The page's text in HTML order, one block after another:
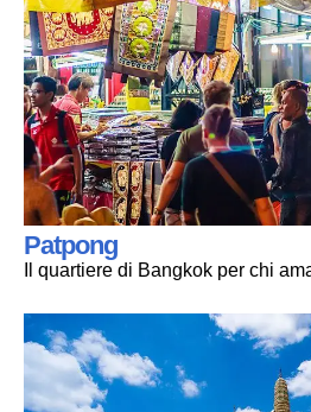
Patpong
Il quartiere di Bangkok per chi